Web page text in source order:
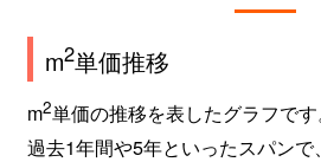
m2単価推移
m2単価の推移を表したグラフです
過去1年間や5年といったスパンで